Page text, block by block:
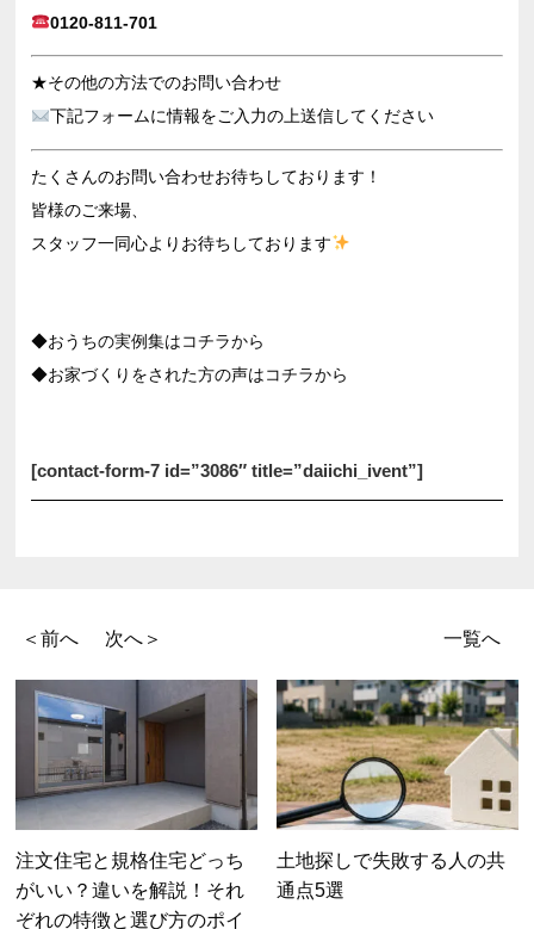
0120-811-701
★その他の方法でのお問い合わせ
下記フォームに情報をご入力の上送信してください
たくさんのお問い合わせお待ちしております！
皆様のご来場、
スタッフ一同心よりお待ちしております
◆おうちの実例集はコチラから
◆お家づくりをされた方の声はコチラから
[contact-form-7 id=”3086″ title=”daiichi_ivent”]
＜前へ 次へ＞ 一覧へ
注文住宅と規格住宅どっち
がいい？違いを解説！それ
ぞれの特徴と選び方のポイ
土地探しで失敗する人の共
通点5選